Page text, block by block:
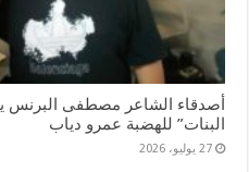
أصدقاء الشاعر مصطفى البرنس
البنات” للهضبة عمرو دياب
27 يوليو، 2026